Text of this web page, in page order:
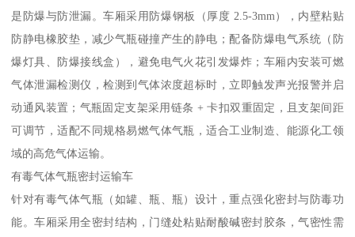
是防爆与防泄漏。车厢采用防爆钢板（厚度 2.5-3mm），内壁粘贴
防静电橡胶垫，减少气瓶碰撞产生的静电；配备防爆电气系统（防
爆灯具、防爆接线盒），避免电气火花引发爆炸；车厢内安装可燃
气体泄漏检测仪，检测到气体浓度超标时，立即触发声光报警并启
动通风装置；气瓶固定支架采用链条 + 卡扣双重固定，且支架间距
可调节，适配不同规格易燃气体气瓶，适合工业制造、能源化工领
域的高危气体运输。​
有毒气体气瓶密封运输车​
针对有毒气体气瓶（如罐、瓶、瓶）设计，重点强化密封与防毒功
能。车厢采用全密封结构，门缝处粘贴耐酸碱密封胶条，气密性需